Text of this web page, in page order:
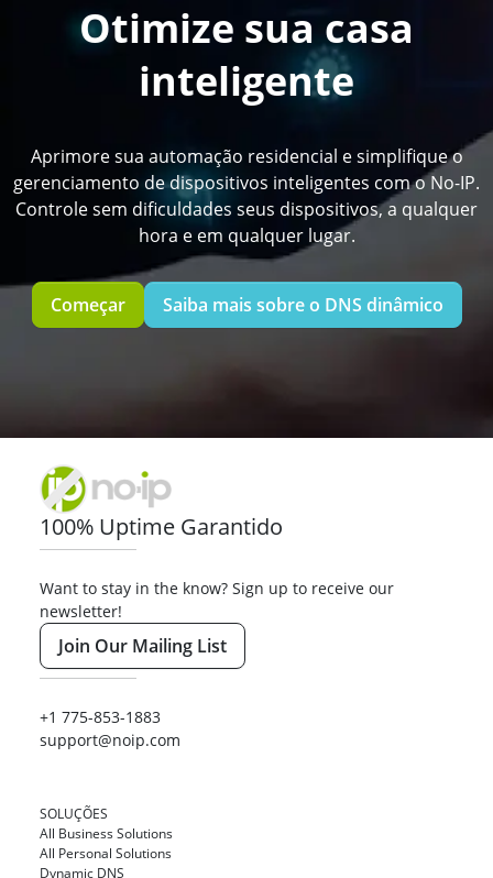
Otimize sua casa
inteligente
Aprimore sua automação residencial e simplifique o
gerenciamento de dispositivos inteligentes com o No-IP.
Controle sem dificuldades seus dispositivos, a qualquer
hora e em qualquer lugar.
Começar Saiba mais sobre o DNS dinâmico
100% Uptime Garantido
Want to stay in the know? Sign up to receive our
newsletter!
Join Our Mailing List
+1 775-853-1883
support@noip.com
SOLUÇÕES
All Business Solutions
All Personal Solutions
Dynamic DNS